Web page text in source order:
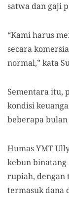
satwa dan gaji
“Kami harus
secara
normal,” kata
Sementara itu,
kondisi
beberapa
Humas YMT
kebun
rupiah, dengan
termasuk dana